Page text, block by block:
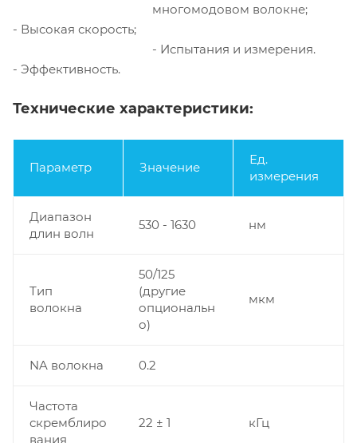
- Высокая скорость;
- Эффективность.
многомодовом волокне;
- Испытания и измерения.
Технические характеристики:
Параметр Значение
Ед.
измерения
Диапазон
длин волн
530 - 1630 нм
Тип
волокна
50/125
(другие
опциональн
о)
мкм
NA волокна 0.2
Частота
скремблиро
вания
22 ± 1 кГц